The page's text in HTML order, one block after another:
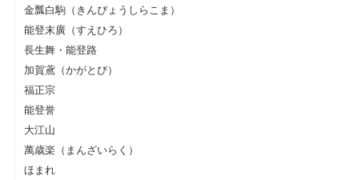
金瓢白駒（きんぴょうしらこま）
能登末廣（すえひろ）
長生舞・能登路
加賀鳶（かがとび）
福正宗
能登誉
大江山
萬歳楽（まんざいらく）
ほまれ